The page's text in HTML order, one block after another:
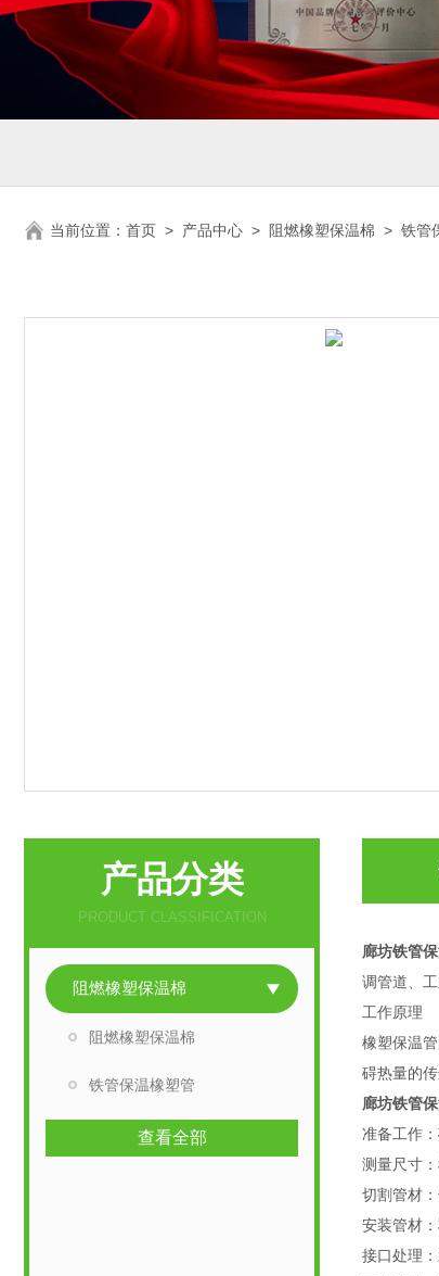
当前位置： 首页 > 产品中心 > 阻燃橡塑保温棉 > 铁管
产品分类
PRODUCT CLASSIFICATION
阻燃橡塑保温棉
阻燃橡塑保温棉
铁管保温橡塑管
查看全部
廊坊铁管
调管道、
工作原理
橡塑保温
碍热量的
廊坊铁管
准备工作
测量尺寸
切割管材
安装管材
接口处理